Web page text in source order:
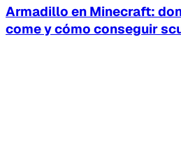
Armadillo en Minecraft:
come y cómo conseguir